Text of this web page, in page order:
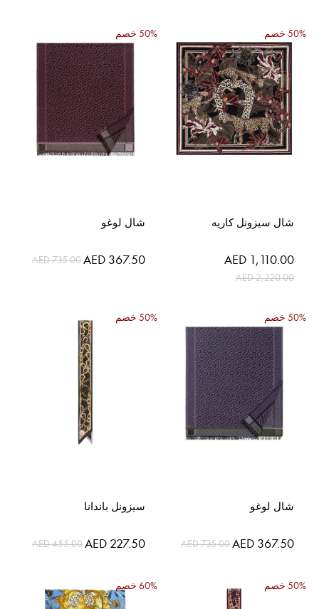
50% خصم
شال سيزونل كاريه
السعر
AED 1,110.00
AED 2,220.00
50% خصم
شال لوغو
السعر
AED 367.50
AED 735.00
50% خصم
شال لوغو
السعر
AED 367.50
AED 735.00
50% خصم
سيزونل باندانا
السعر
AED 227.50
AED 455.00
50% خصم 60% خصم